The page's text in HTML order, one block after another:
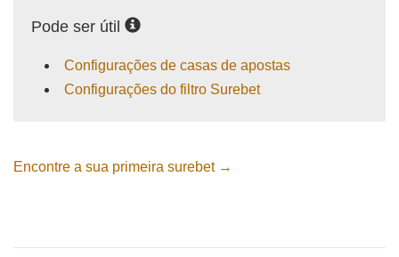
Pode ser útil
Configurações de casas de apostas
Configurações do filtro Surebet
Encontre a sua primeira surebet →